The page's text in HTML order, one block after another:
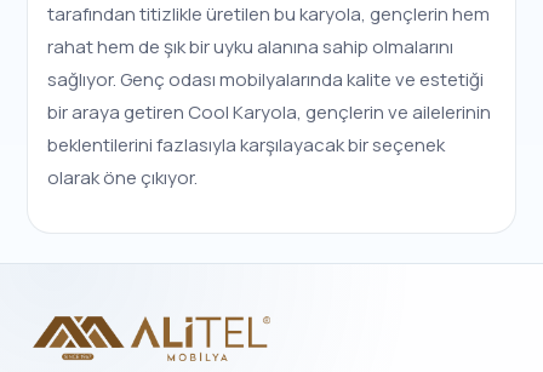
tarafından titizlikle üretilen bu karyola, gençlerin hem
rahat hem de şık bir uyku alanına sahip olmalarını
sağlıyor. Genç odası mobilyalarında kalite ve estetiği
bir araya getiren Cool Karyola, gençlerin ve ailelerinin
beklentilerini fazlasıyla karşılayacak bir seçenek
olarak öne çıkıyor.